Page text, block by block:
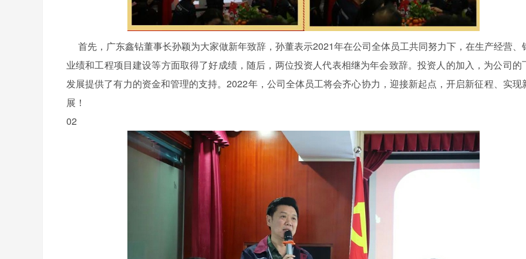
首先，广东鑫钻董事长孙颖为大家做新年致辞，孙董表示2021年在公司全体员工共同努力下，在生产经营、
业绩和工程项目建设等方面取得了好成绩，随后，两位投资人代表相继为年会致辞。投资人的加入，为公司的
发展提供了有力的资金和管理的支持。2022年，公司全体员工将会齐心协力，迎接新起点，开启新征程、实现
展！
02